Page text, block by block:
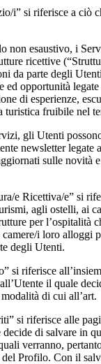
i” si riferisce a ciò
non esaustivo, i
ricettive
da parte degli
ed opportunità legate
di esperienze,
turistica fruibile nel
gli Utenti
newsletter legate
sulle novità
e Ricettiva/e” si
agli ostelli, ai
per l’ospitalità
i loro alloggi
degli Utenti.
si riferisce
il quale
di cui all’art.
si riferisce alle
decide di salvare in
verranno,
del Profilo. Con il